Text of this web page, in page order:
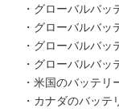
・グローバルバ
・グローバルバ
・グローバルバ
・グローバルバ
・米国のバッテリ
・カナダのバッ